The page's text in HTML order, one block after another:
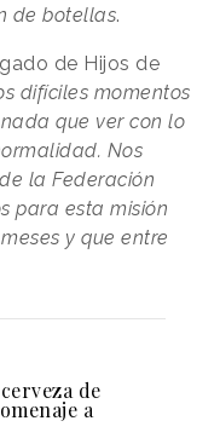
de botellas.
de Hijos de
difíciles momentos
que ver con lo
Nos
la Federación
para esta misión
y que entre
de
a